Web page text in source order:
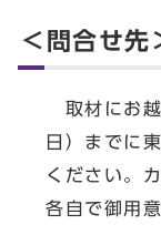
＜問合せ先
取材にお越
日）までに
ください。
各自で御用